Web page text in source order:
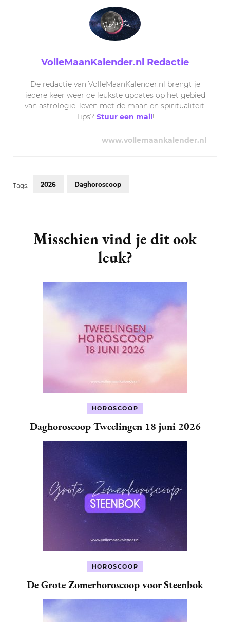
VolleMaanKalender.nl Redactie
De redactie van VolleMaanKalender.nl brengt je
iedere keer weer de leukste updates op het gebied
van astrologie, leven met de maan en spiritualiteit.
Tips? Stuur een mail !
www.vollemaankalender.nl
Tags: 2026 Daghoroscoop
Navigation
Misschien vind je dit ook
leuk?
HOROSCOOP
Daghoroscoop Tweelingen 18 juni 2026
HOROSCOOP
De Grote Zomerhoroscoop voor Steenbok